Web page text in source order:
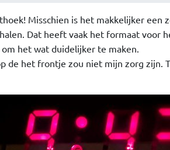
Misschien is het makkelijker
Dat heeft vaak het formaat voor
het wat duidelijker te maken.
de het frontje zou niet mijn zorg zijn.